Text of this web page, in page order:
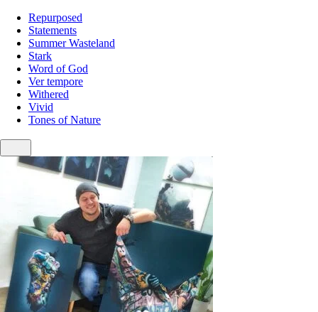
Repurposed
Statements
Summer Wasteland
Stark
Word of God
Ver tempore
Withered
Vivid
Tones of Nature